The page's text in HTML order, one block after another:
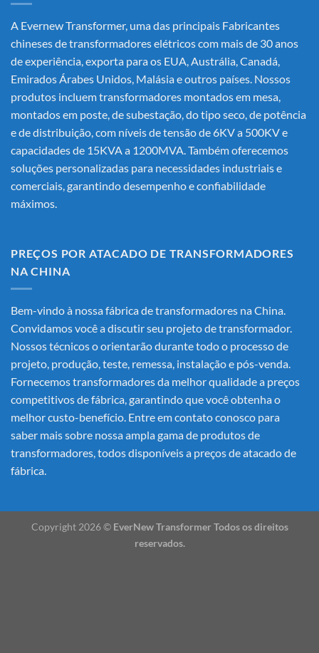
A Evernew Transformer, uma das principais Fabricantes
chineses de transformadores elétricoscom mais de 30 anos
de experiência, exporta para os EUA, Austrália, Canadá,
Emirados Árabes Unidos, Malásia e outros países. Nossos
produtos incluem transformadores montados em mesa,
montados em poste, de subestação, do tipo seco, de potência
e de distribuição, com níveis de tensão de 6KV a 500KV e
capacidades de 15KVA a 1200MVA. Também oferecemos
soluções personalizadas para necessidades industriais e
comerciais, garantindo desempenho e confiabilidade
máximos.
PREÇOS POR ATACADO DE TRANSFORMADORES
NA CHINA
Bem-vindo à nossa fábrica de transformadores na China.
Convidamos você a discutir seu projeto de transformador.
Nossos técnicos o orientarão durante todo o processo de
projeto, produção, teste, remessa, instalação e pós-venda.
Fornecemos transformadores da melhor qualidade a preços
competitivos de fábrica, garantindo que você obtenha o
melhor custo-benefício. Entre em contato conosco para
saber mais sobre nossa ampla gama de produtos de
transformadores, todos disponíveis a preços de atacado de
fábrica.
Copyright 2026 © EverNew Transformer Todos os direitos
reservados.